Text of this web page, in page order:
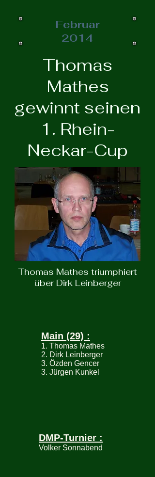
Februar
2014
Thomas
Mathes
gewinnt seinen
1. Rhein-
Neckar-Cup
Thomas Mathes triumphiert
über Dirk Leinberger
Main (29) :
1. Thomas Mathes
2. Dirk Leinberger
3. Özden Gencer
3. Jürgen Kunkel
DMP-Turnier :
Volker Sonnabend